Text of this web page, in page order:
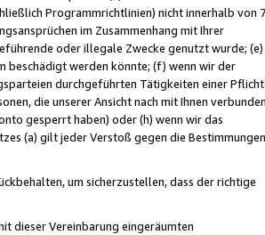
Programmrichtlinien) nicht innerhalb von 7
im Zusammenhang mit Ihrer
oder illegale Zwecke genutzt wurde; (e)
beschädigt werden könnte; (f) wenn wir der
durchgeführten Tätigkeiten einer Pflicht
die unserer Ansicht nach mit Ihnen verbunden
gesperrt haben) oder (h) wenn wir das
(a) gilt jeder Verstoß gegen die Bestimmungen
um sicherzustellen, dass der richtige
dieser Vereinbarung eingeräumten